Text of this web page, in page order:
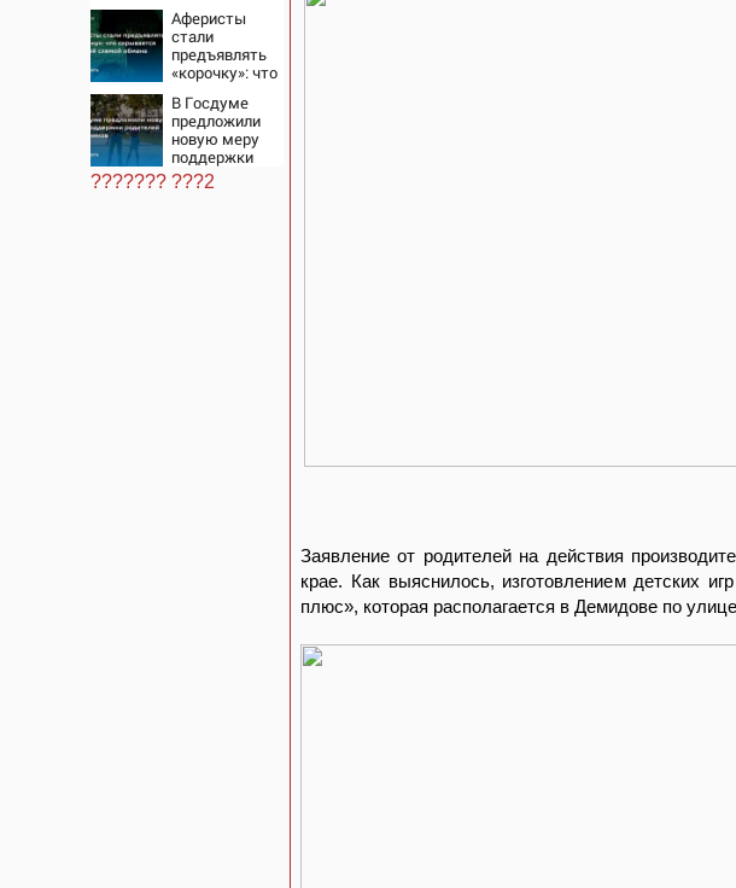
уже более 60
тыс. жителей
ПМР
Аферисты
стали
предъявлять
«корочку»: что
новой схемой
обмана
В Госдуме
предложили
новую меру
поддержки
родителей
школьников
??????? ???2
Заявление от родителей на действия
крае. Как выяснилось, изготовлением детских
плюс», которая располагается в Демидове по